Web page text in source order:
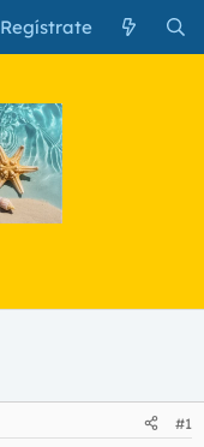
Regístrate
#1